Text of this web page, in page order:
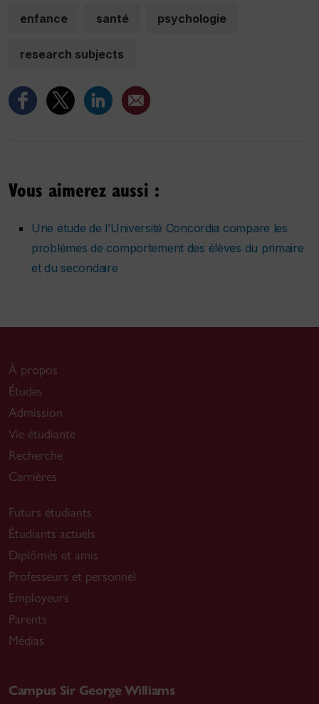
enfance santé psychologie
research subjects
Vous aimerez aussi :
Une étude de l’Université Concordia compare les
problèmes de comportement des élèves du primaire
et du secondaire
À propos
Études
Admission
Vie étudiante
Recherche
Carrières
Futurs étudiants
Étudiants actuels
Diplômés et amis
Professeurs et personnel
Employeurs
Parents
Médias
Campus Sir George Williams